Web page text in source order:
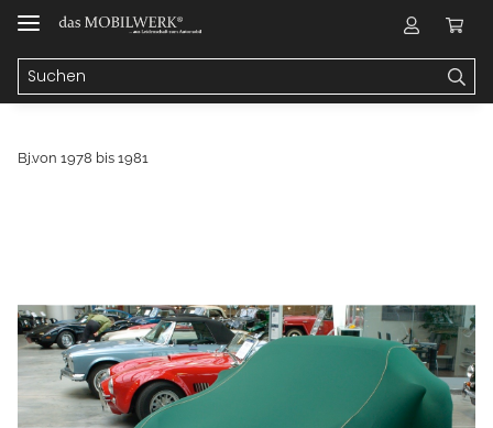
Bj.von 1978 bis 1981